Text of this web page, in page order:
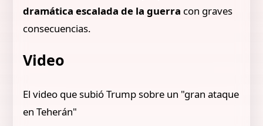
dramática escalada de la guerra con graves
consecuencias.
Video
El video que subió Trump sobre un "gran ataque
en Teherán"